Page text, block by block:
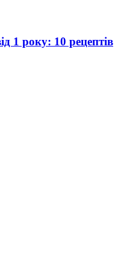
1 року: 10 рецептів